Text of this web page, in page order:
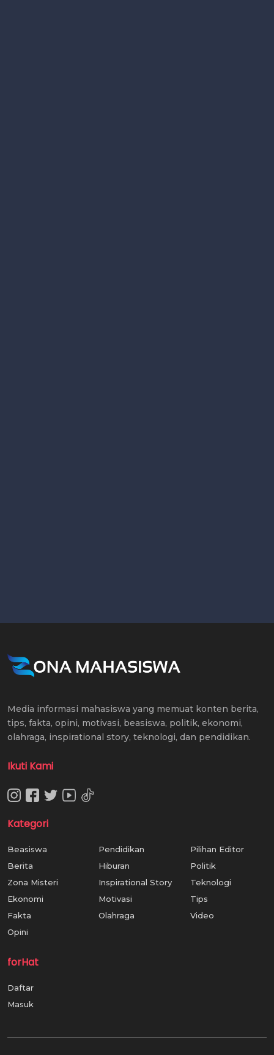
Media informasi mahasiswa yang memuat konten berita,
tips, fakta, opini, motivasi, beasiswa, politik, ekonomi,
olahraga, inspirational story, teknologi, dan pendidikan.
Ikuti Kami
Kategori
Beasiswa
Berita
Zona Misteri
Ekonomi
Fakta
Opini
Pendidikan
Hiburan
Inspirational Story
Motivasi
Olahraga
Pilihan Editor
Politik
Teknologi
Tips
Video
forHat
Daftar
Masuk